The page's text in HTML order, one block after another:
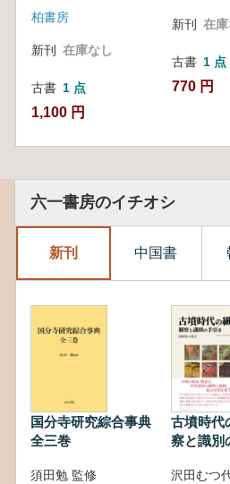
柏書房
新刊 在庫なし
古書 1 点
1,100 円
新刊 在
古書 1 点
770 円
六一書房のイチオシ
新刊 中国書
国分寺研究綜合事典
全三巻
須田勉 監修
古墳時代
察と識別
沢田むつ